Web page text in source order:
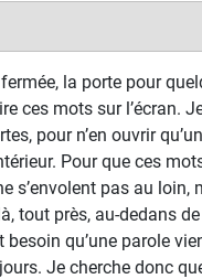
fermée, la porte pour
ces mots sur l’écran.
pour n’en ouvrir
Pour que ces
s’envolent pas au loin,
tout près, au-dedans
besoin qu’une parole
Je cherche donc